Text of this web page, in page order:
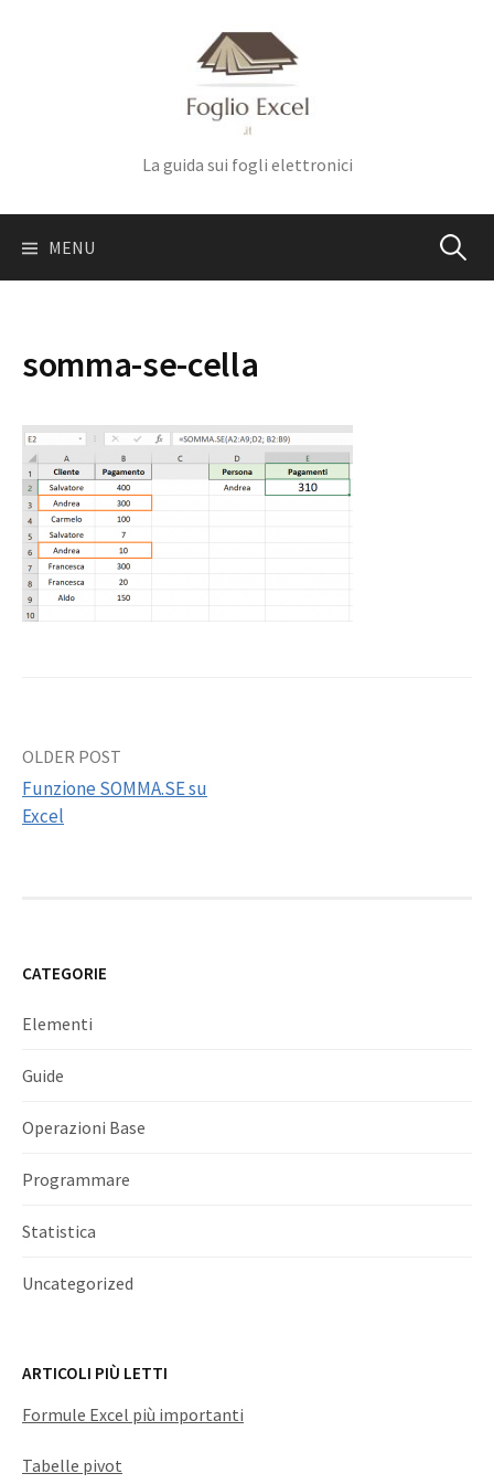
La guida sui fogli elettronici
MENU Ricerca
somma-se-cella
Post
navigation
OLDER POST
Funzione SOMMA.SE su
Excel
CATEGORIE
Elementi
Guide
Operazioni Base
Programmare
Statistica
Uncategorized
ARTICOLI PIÙ LETTI
Formule Excel più importanti
Tabelle pivot